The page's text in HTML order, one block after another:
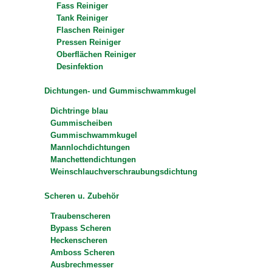
Fass Reiniger
Tank Reiniger
Flaschen Reiniger
Pressen Reiniger
Oberflächen Reiniger
Desinfektion
Dichtungen- und Gummischwammkugel
Dichtringe blau
Gummischeiben
Gummischwammkugel
Mannlochdichtungen
Manchettendichtungen
Weinschlauchverschraubungsdichtung
Scheren u. Zubehör
Traubenscheren
Bypass Scheren
Heckenscheren
Amboss Scheren
Ausbrechmesser